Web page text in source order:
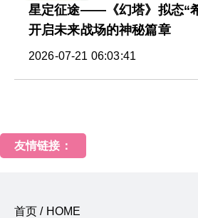
星定征途——《幻塔》拟态“
开启未来战场的神秘篇章
2026-07-21 06:03:41
友情链接：
首页 / HOME